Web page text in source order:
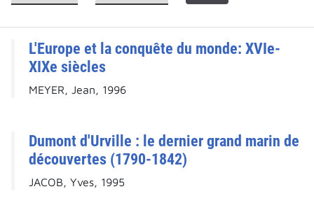
L'Europe et la conquête du monde: XVIe-
XIXe siècles
MEYER, Jean, 1996
Dumont d'Urville : le dernier grand marin de
découvertes (1790-1842)
JACOB, Yves, 1995